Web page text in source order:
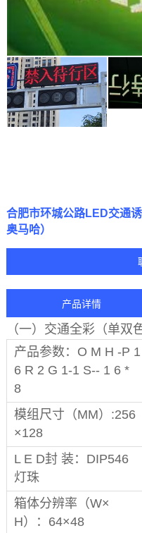
合肥市环城公路LED交通
奥马哈）
产品详情
（一）交通全彩（单双
产品参数：O M H -P 1
6 R 2 G 1-1 S-- 1 6 *
8
模组尺寸（MM）:256
×128
L E D封 装：DIP546
灯珠
箱体分辨率（W×
H）：64×48